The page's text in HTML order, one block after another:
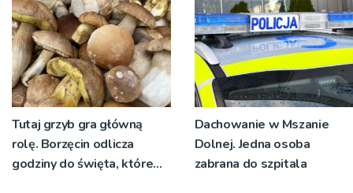
Tutaj grzyb gra główną
rolę. Borzęcin odlicza
godziny do święta, które
Dachowanie w Mszanie
Dolnej. Jedna osoba
zabrana do szpitala